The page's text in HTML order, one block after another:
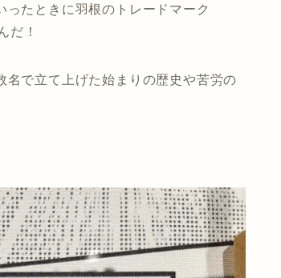
ったときに羽根のトレードマーク
だ！
名で立て上げた始まりの歴史や苦労の